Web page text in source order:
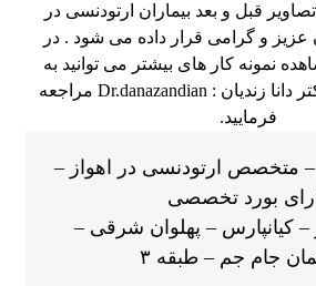
قبل و بعد بیماران ارتودنسی در
عزیز و گرامی قرار داده می شود . در
نمونه کار های بیشتر می توانید به
صفحه اینستاگرام دکتر دانا زندیان : Dr.danazandian مراجعه
فرمایید.
– متخصص ارتودنسی در اهواز –
بورد تخصصی
– کیانپارس – پهلوان شرقی –
جام جم – طبقه ۳